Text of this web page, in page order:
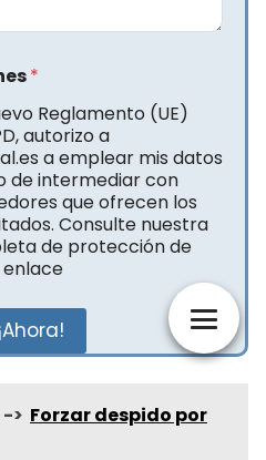
*
Reglamento (UE)
autorizo a
a emplear mis datos
de intermediar con
que ofrecen los
Consulte nuestra
de protección de
> Forzar despido por